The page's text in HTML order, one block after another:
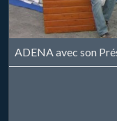
ADENA avec son